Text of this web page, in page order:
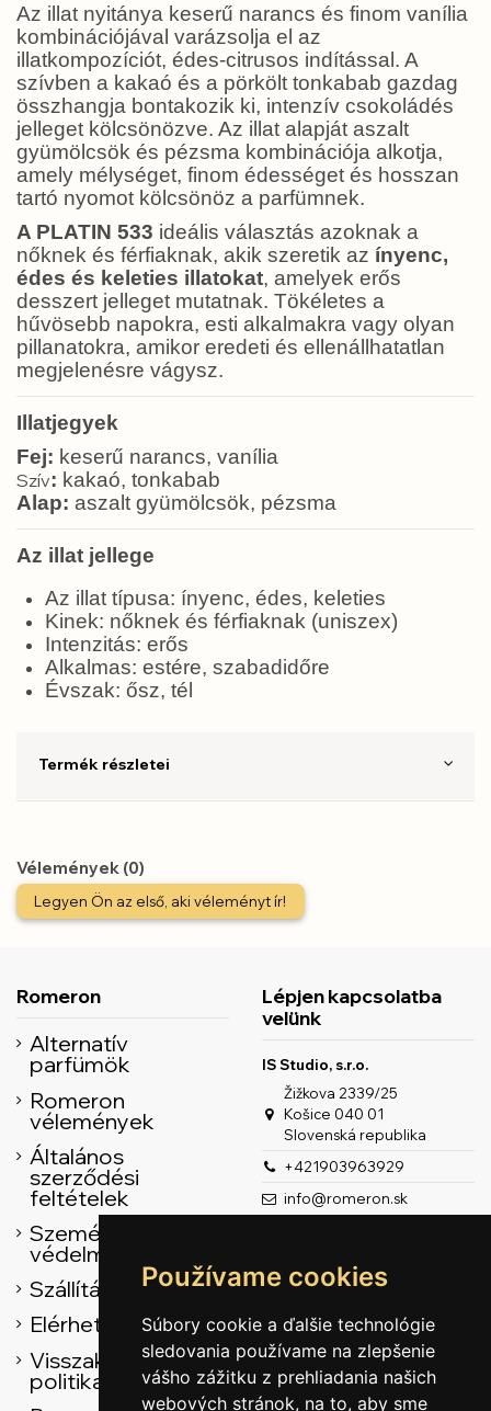
Používame cookies
Súbory cookie a ďalšie technológie
sledovania používame na zlepšenie
vášho zážitku z prehliadania našich
webových stránok, na to, aby sme
Az illat nyitánya keserű narancs és finom vanília
kombinációjával varázsolja el az
illatkompozíciót, édes-citrusos indítással. A
szívben a kakaó és a pörkölt tonkabab gazdag
összhangja bontakozik ki, intenzív csokoládés
jelleget kölcsönözve. Az illat alapját aszalt
gyümölcsök és pézsma kombinációja alkotja,
amely mélységet, finom édességet és hosszan
tartó nyomot kölcsönöz a parfümnek.
A PLATIN 533 ideális választás azoknak a
nőknek és férfiaknak, akik szeretik az ínyenc,
édes és keleties illatokat, amelyek erős
desszert jelleget mutatnak. Tökéletes a
hűvösebb napokra, esti alkalmakra vagy olyan
pillanatokra, amikor eredeti és ellenállhatatlan
megjelenésre vágysz.
Illatjegyek
Fej: keserű narancs, vanília
Szív: kakaó, tonkabab
Alap: aszalt gyümölcsök, pézsma
Az illat jellege
Az illat típusa: ínyenc, édes, keleties
Kinek: nőknek és férfiaknak (uniszex)
Intenzitás: erős
Alkalmas: estére, szabadidőre
Évszak: ősz, tél
Termék részletei
Vélemények (0)
Legyen Ön az első, aki véleményt ír!
Romeron
Alternatív
parfümök
Romeron
vélemények
Általános
szerződési
feltételek
Személyes adatok
védelme
Szállítás
Elérhetőség
Visszaküldési
politika
Lépjen kapcsolatba
velünk
IS Studio, s.r.o.
Žižkova 2339/25
Košice 040 01
Slovenská republika
+421903963929
info@romeron.sk